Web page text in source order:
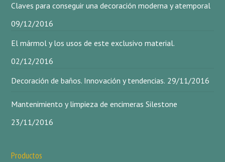
Claves para conseguir una decoración moderna y atemporal
09/12/2016
El mármol y los usos de este exclusivo material.
02/12/2016
Decoración de baños. Innovación y tendencias. 29/11/2016
Mantenimiento y limpieza de encimeras Silestone
23/11/2016
Productos